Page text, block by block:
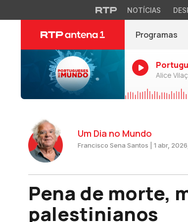
NOTÍCIAS
Programas
Alice
Um Dia no Mundo
Francisco Sena Santos | 1 abr,
Pena de morte,
palestinianos